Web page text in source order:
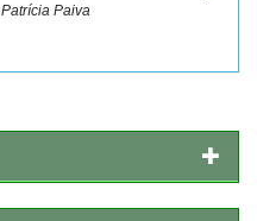
Patrícia Paiva